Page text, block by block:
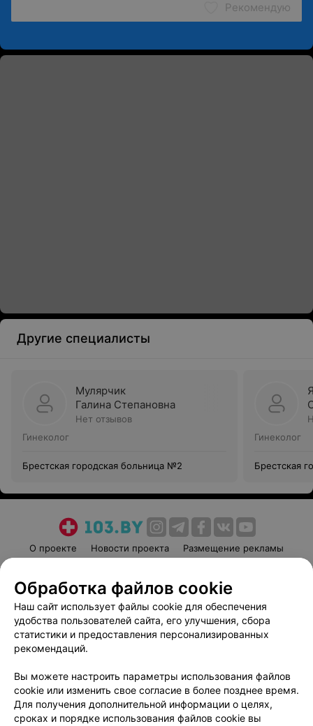
Рекомендую
Другие специалисты
Мулярчик
Галина Степановна
Нет отзывов
Гинеколог
Брестская городская больница №2
Гинеколог
Брестская
О проекте Новости проекта
Размещение рекламы
Пользовательское соглашение
Способы оплаты
Вакансии
Партнеры
Написать руководителю 103.by
Обработка персональных данных
Обработка файлов cookie
Наш сайт использует файлы cookie для обеспечения
удобства пользователей сайта, его улучшения, сбора
статистики и предоставления персонализированных
рекомендаций.
Вы можете настроить параметры использования файлов
cookie или изменить свое согласие в более позднее время.
Для получения дополнительной информации о целях,
сроках и порядке использования файлов cookie вы